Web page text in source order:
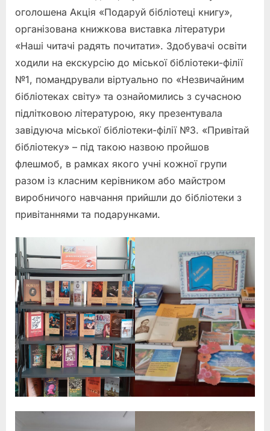
оголошена Акція «Подаруй бібліотеці книгу»,
організована книжкова виставка літератури
«Наші читачі радять почитати». Здобувачі освіти
ходили на екскурсію до міської бібліотеки-філії
№1, помандрували віртуально по «Незвичайним
бібліотеках світу» та ознайомились з сучасною
підлітковою літературою, яку презентувала
завідуюча міської бібліотеки-філії №3. «Привітай
бібліотеку» – під такою назвою пройшов
флешмоб, в рамках якого учні кожної групи
разом із класним керівником або майстром
виробничого навчання прийшли до бібліотеки з
привітаннями та подарунками.